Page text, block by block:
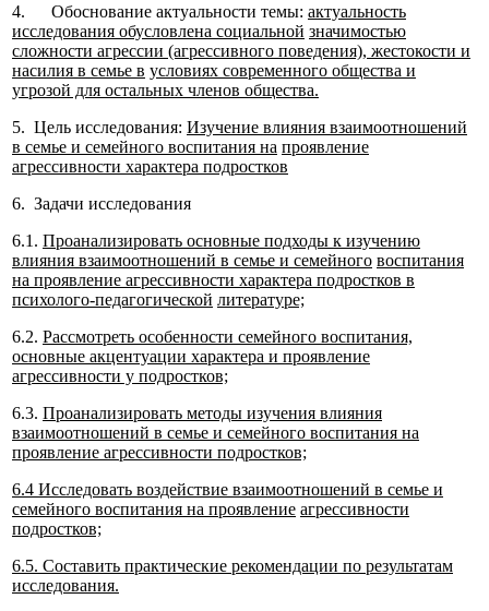
4. Обоснование актуальности темы: актуальность
исследования обусловлена социальной значимостью
сложности агрессии (агрессивного поведения), жестокости и
насилия в семье в условиях современного общества и
угрозой для остальных членов общества.
5. Цель исследования: Изучение влияния взаимоотношений
в семье и семейного воспитания на проявление
агрессивности характера подростков
6. Задачи исследования
6.1. Проанализировать основные подходы к изучению
влияния взаимоотношений в семье и семейного воспитания
на проявление агрессивности характера подростков в
психолого-педагогической литературе;
6.2. Рассмотреть особенности семейного воспитания,
основные акцентуации характера и проявление
агрессивности у подростков;
6.3. Проанализировать методы изучения влияния
взаимоотношений в семье и семейного воспитания на
проявление агрессивности подростков;
6.4 Исследовать воздействие взаимоотношений в семье и
семейного воспитания на проявление агрессивности
подростков;
6.5. Составить практические рекомендации по результатам
исследования.